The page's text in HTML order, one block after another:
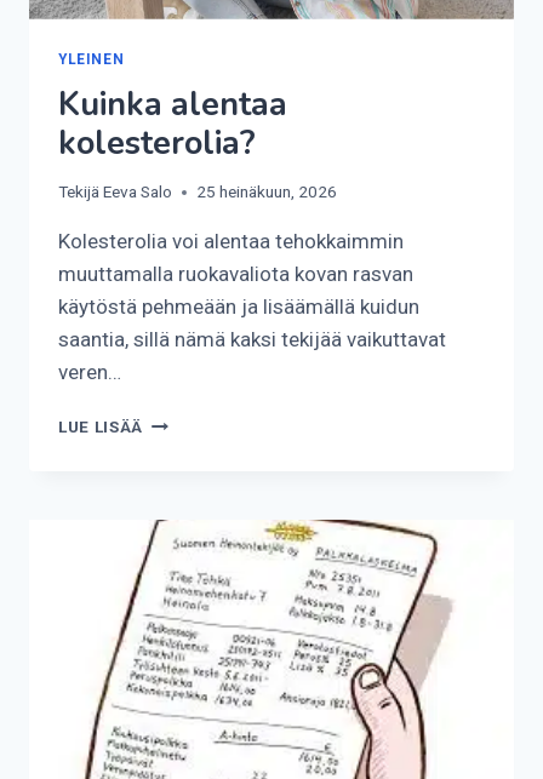
YLEINEN
Kuinka alentaa
kolesterolia?
TekijäEeva Salo 25 heinäkuun, 2026
Kolesterolia voi alentaa tehokkaimmin
muuttamalla ruokavaliota kovan rasvan
käytöstä pehmeään ja lisäämällä kuidun
saantia, sillä nämä kaksi tekijää vaikuttavat
veren…
LUE LISÄÄ KUINKA